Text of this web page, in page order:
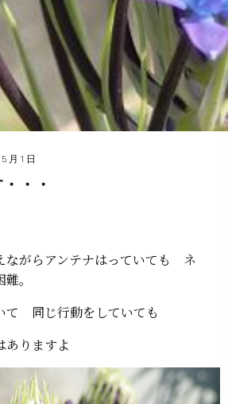
月 1 日
・・
ながらアンテナはっていても ネ
。
同じ行動をしていても
ありますよ